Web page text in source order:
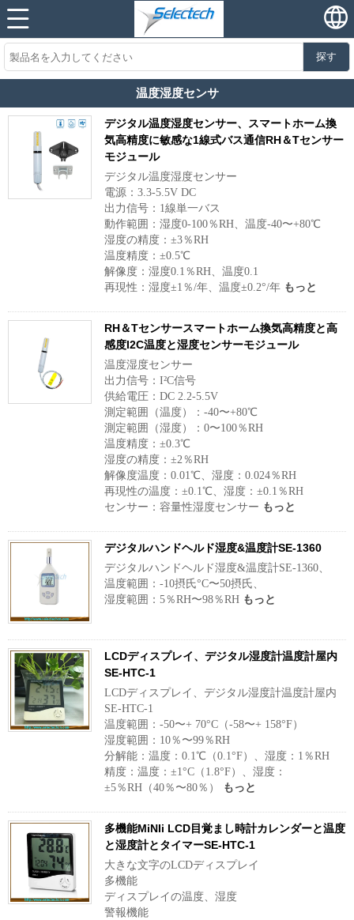
探す
温度湿度センサ
デジタル温度湿度センサー、スマートホーム換
気高精度に敏感な1線式バス通信RH＆Tセンサー
モジュール
デジタル温度湿度センサー
電源：3.3-5.5V DC
出力信号：1線単一バス
動作範囲：湿度0-100％RH、温度-40〜+80℃
湿度の精度：±3％RH
温度精度：±0.5℃
解像度：湿度0.1％RH、温度0.1
再現性：湿度±1％/年、温度±0.2°/年 もっと
RH＆Tセンサースマートホーム換気高精度と高
感度I2C温度と湿度センサーモジュール
温度湿度センサー
出力信号：I²C信号
供給電圧：DC 2.2-5.5V
測定範囲（温度）：-40〜+80℃
測定範囲（湿度）：0〜100％RH
温度精度：±0.3℃
湿度の精度：±2％RH
解像度温度：0.01℃、湿度：0.024％RH
再現性の温度：±0.1℃、湿度：±0.1％RH
センサー：容量性湿度センサー もっと
デジタルハンドヘルド湿度&温度計SE-1360
デジタルハンドヘルド湿度&温度計SE-1360、
温度範囲：-10摂氏°C〜50摂氏、
湿度範囲：5％RH〜98％RH もっと
LCDディスプレイ、デジタル湿度計温度計屋内
SE-HTC-1
LCDディスプレイ、デジタル湿度計温度計屋内
SE-HTC-1
温度範囲：-50〜+ 70°C（-58〜+ 158°F）
湿度範囲：10％〜99％RH
分解能：温度：0.1℃（0.1°F）、湿度：1％RH
精度：温度：±1°C（1.8°F）、湿度：
±5％RH（40％〜80％）
もっと
多機能MiNIi LCD目覚まし時計カレンダーと温度
と湿度計とタイマーSE-HTC-1
大きな文字のLCDディスプレイ
多機能
ディスプレイの温度、湿度
警報機能